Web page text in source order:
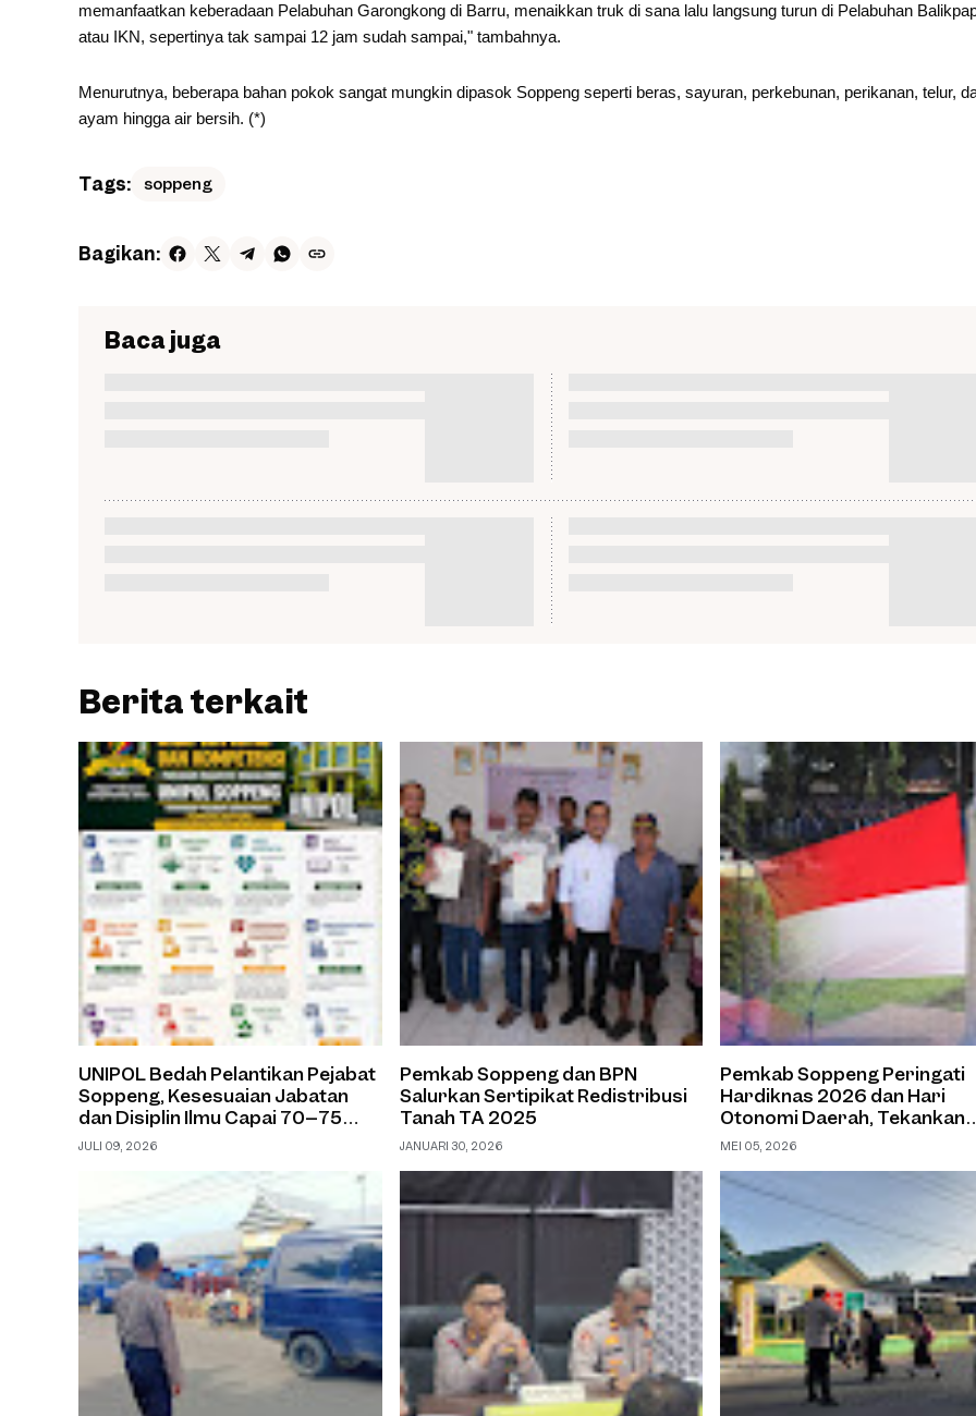
memanfaatkan keberadaan Pelabuhan Garongkong di Barru, menaikkan truk di sana lalu langsung turun di Pelabuhan
atau IKN, sepertinya tak sampai 12 jam sudah sampai," tambahnya.
Menurutnya, beberapa bahan pokok sangat mungkin dipasok Soppeng seperti beras, sayuran, perkebunan, perikanan, telur,
ayam hingga air bersih. (*)
Tags: soppeng
Bagikan:
Baca juga
Berita terkait
UNIPOL Bedah Pelantikan Pejabat
Soppeng, Kesesuaian Jabatan
dan Disiplin Ilmu Capai 70–75
Persen
JULI 09, 2026
Pemkab Soppeng dan BPN
Salurkan Sertipikat Redistribusi
Tanah TA 2025
JANUARI 30, 2026
Pemkab Soppeng Peringati
Hardiknas 2026 dan Hari
Otonomi Daerah, Tekankan
Kolaborasi dan Peningkatan
Kualitas Pendidikan
MEI 05, 2026